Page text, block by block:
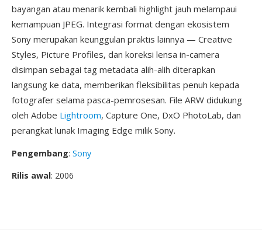
bayangan atau menarik kembali highlight jauh melampaui
kemampuan JPEG. Integrasi format dengan ekosistem
Sony merupakan keunggulan praktis lainnya — Creative
Styles, Picture Profiles, dan koreksi lensa in-camera
disimpan sebagai tag metadata alih-alih diterapkan
langsung ke data, memberikan fleksibilitas penuh kepada
fotografer selama pasca-pemrosesan. File ARW didukung
oleh Adobe Lightroom, Capture One, DxO PhotoLab, dan
perangkat lunak Imaging Edge milik Sony.
Pengembang: Sony
Rilis awal: 2006